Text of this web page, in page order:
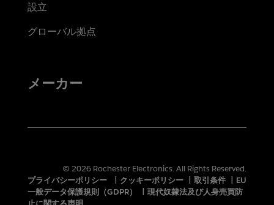
設立
グローバル拠点
メーカー
© 2026 Rochester Electronics. All Rights Reserved.
プライバシーポリシー
クッキーポリシー 取引条件
EU
一般データ保護規則（GDPR）
現代奴隷法及び人身売買防